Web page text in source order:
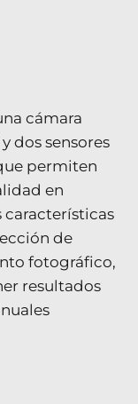
cámara
dos sensores
permiten
en
características
de
fotográfico,
resultados